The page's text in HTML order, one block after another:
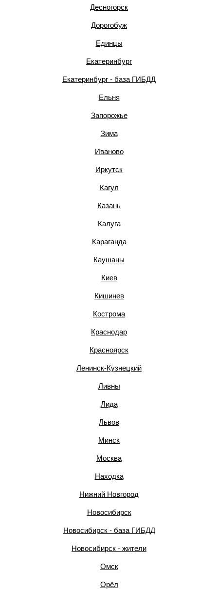
Десногорск
Дорогобуж
Единцы
Екатеринбург
Екатеринбург - база ГИБДД
Ельня
Запорожье
Зима
Иваново
Иркутск
Кагул
Казань
Калуга
Караганда
Каушаны
Киев
Кишинев
Кострома
Краснодар
Красноярск
Ленинск-Кузнецкий
Ливны
Лида
Львов
Минск
Москва
Находка
Нижний Новгород
Новосибирск
Новосибирск - база ГИБДД
Новосибирск - жители
Омск
Орёл